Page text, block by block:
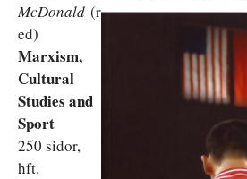
McDonald (r
ed)
Marxism,
Cultural
Studies and
Sport
250 sidor,
hft.